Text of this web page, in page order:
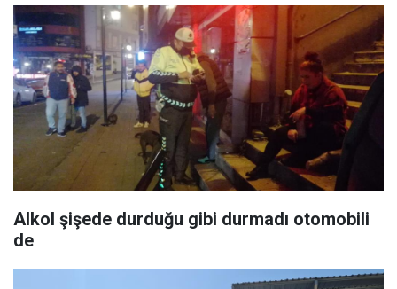
Alkol şişede durduğu gibi durmadı otomobili
de